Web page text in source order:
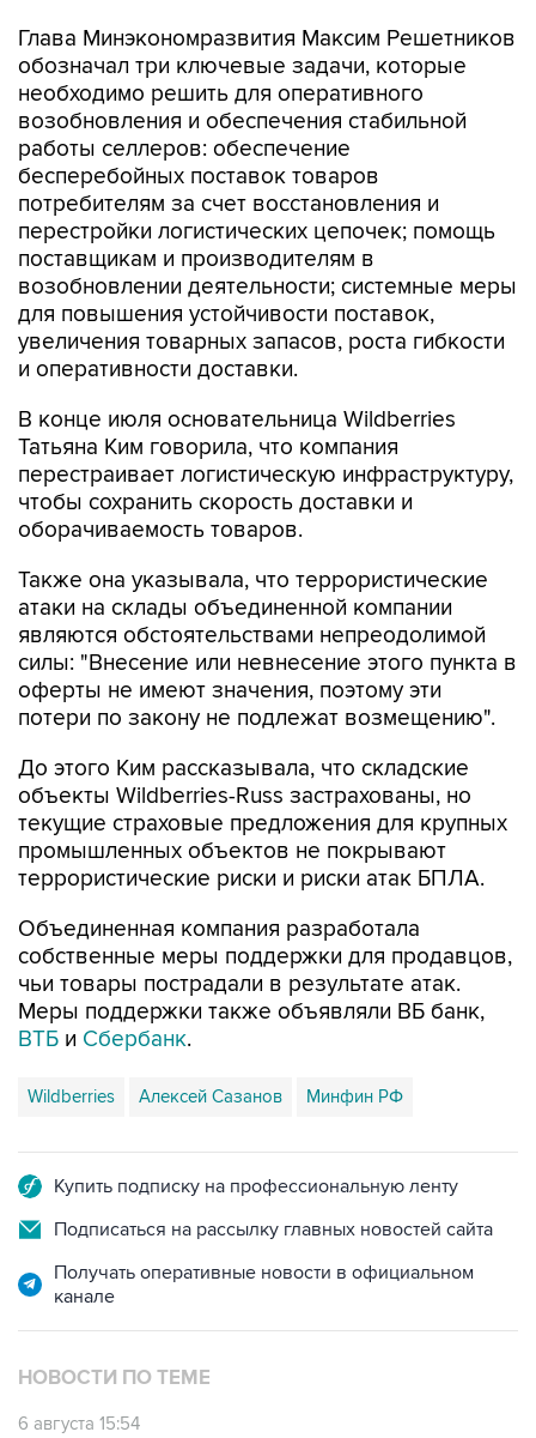
Глава Минэкономразвития Максим Решетников
обозначал три ключевые задачи, которые
необходимо решить для оперативного
возобновления и обеспечения стабильной
работы селлеров: обеспечение
бесперебойных поставок товаров
потребителям за счет восстановления и
перестройки логистических цепочек; помощь
поставщикам и производителям в
возобновлении деятельности; системные меры
для повышения устойчивости поставок,
увеличения товарных запасов, роста гибкости
и оперативности доставки.
В конце июля основательница Wildberries
Татьяна Ким говорила, что компания
перестраивает логистическую инфраструктуру,
чтобы сохранить скорость доставки и
оборачиваемость товаров.
Также она указывала, что террористические
атаки на склады объединенной компании
являются обстоятельствами непреодолимой
силы: "Внесение или невнесение этого пункта в
оферты не имеют значения, поэтому эти
потери по закону не подлежат возмещению".
До этого Ким рассказывала, что складские
объекты Wildberries-Russ застрахованы, но
текущие страховые предложения для крупных
промышленных объектов не покрывают
террористические риски и риски атак БПЛА.
Объединенная компания разработала
собственные меры поддержки для продавцов,
чьи товары пострадали в результате атак.
Меры поддержки также объявляли ВБ банк,
ВТБ и Сбербанк.
Wildberries Алексей Сазанов Минфин РФ
Купить подписку на профессиональную ленту
Подписаться на рассылку главных новостей сайта
Получать оперативные новости в официальном
канале
НОВОСТИ ПО ТЕМЕ
6 августа 15:54